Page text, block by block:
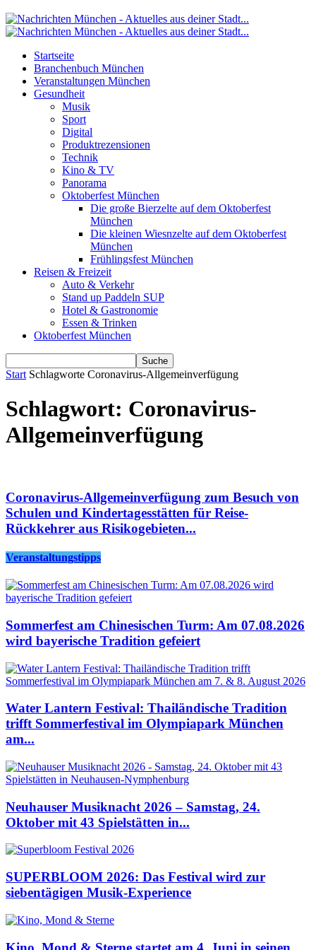
Startseite
Branchenbuch München
Veranstaltungen München
Gesundheit
Musik
Sport
Digital
Produktrezensionen
Technik
Kino & TV
Panorama
Oktoberfest München
Die große Bierzelte auf dem Oktoberfest
München
Die kleinen Wiesnzelte auf dem Oktoberfest
München
Frühlingsfest München
Reisen & Freizeit
Auto & Verkehr
Stand up Paddeln SUP
Hotel & Gastronomie
Essen & Trinken
Oktoberfest München
Start Schlagworte Coronavirus-Allgemeinverfügung
Schlagwort: Coronavirus-
Allgemeinverfügung
Coronavirus-Allgemeinverfügung zum Besuch von
Schulen und Kindertagesstätten für Reise-
Rückkehrer aus Risikogebieten...
Veranstaltungstipps
Sommerfest am Chinesischen Turm: Am 07.08.2026
wird bayerische Tradition gefeiert
Water Lantern Festival: Thailändische Tradition
trifft Sommerfestival im Olympiapark München
am...
Neuhauser Musiknacht 2026 – Samstag, 24.
Oktober mit 43 Spielstätten in...
SUPERBLOOM 2026: Das Festival wird zur
siebentägigen Musik-Experience